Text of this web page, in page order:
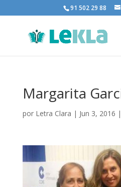
91 502 29 88
Margarita
por Letra Clara | Jun 3, 2016 |